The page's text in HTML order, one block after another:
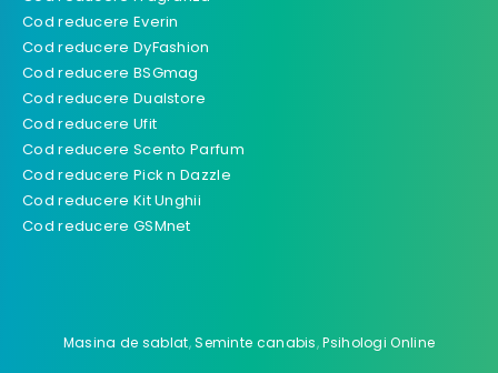
Cod reducere Everin
Cod reducere DyFashion
Cod reducere BSGmag
Cod reducere Dualstore
Cod reducere Ufit
Cod reducere Scento Parfum
Cod reducere Pick n Dazzle
Cod reducere Kit Unghii
Cod reducere GSMnet
Masina de sablat,Seminte canabis,Psihologi Online